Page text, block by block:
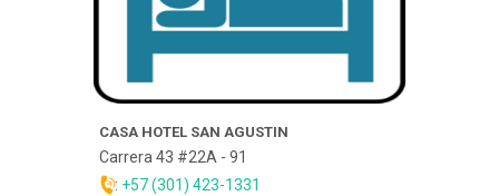
CASA HOTEL SAN AGUSTIN
Carrera 43 #22A - 91
: +57 (301) 423-1331